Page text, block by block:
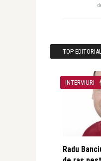
TOP
INTERVIURI
Radu